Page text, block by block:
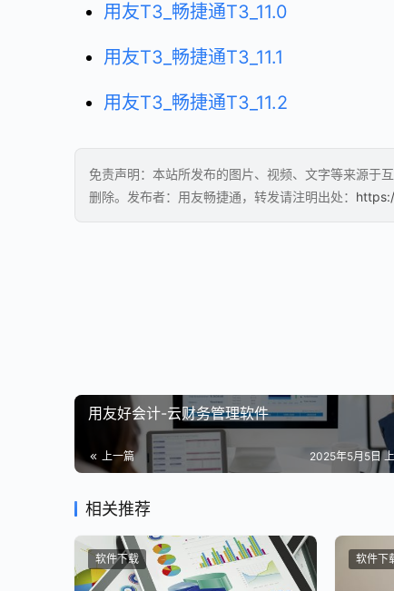
用友T3_畅捷通T3_11.0
用友T3_畅捷通T3_11.1
用友T3_畅捷通T3_11.2
免责声明：本站所发布的图片、视频、文字等来源于
删除。发布者：用友畅捷通，转发请注明出处：
用友好会计-云财务管理软件
上一篇 2025年5月5日
相关推荐
软件下载 软件下